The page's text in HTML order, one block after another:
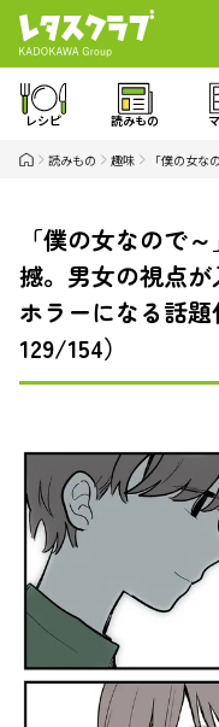
レシピ 読みもの
読みもの 趣味 「僕の女
「僕の女なので
撼。男女の視点
ホラーになる話
129/154）